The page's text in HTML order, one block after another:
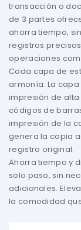
transacción o
de 3 partes
ahorra tiempo,
registros
operaciones
Cada capa de
armonía. La
impresión de
códigos de
impresión de la
genera la copia
registro original.
Ahorra tiempo y
solo paso, sin
adicionales.
la comodidad